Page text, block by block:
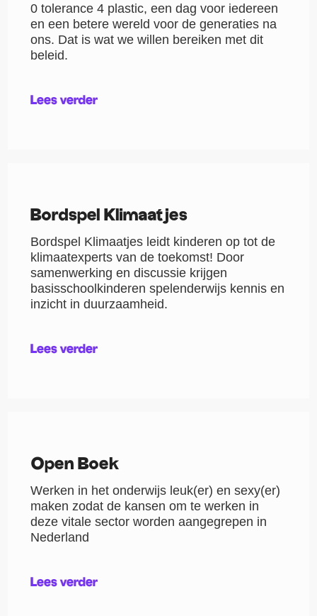
0 tolerance 4 plastic, een dag voor iedereen
en een betere wereld voor de generaties na
ons. Dat is wat we willen bereiken met dit
beleid.
Lees verder
Bordspel Klimaatjes
Bordspel Klimaatjes leidt kinderen op tot de
klimaatexperts van de toekomst! Door
samenwerking en discussie krijgen
basisschoolkinderen spelenderwijs kennis en
inzicht in duurzaamheid.
Lees verder
Open Boek
Werken in het onderwijs leuk(er) en sexy(er)
maken zodat de kansen om te werken in
deze vitale sector worden aangegrepen in
Nederland
Lees verder